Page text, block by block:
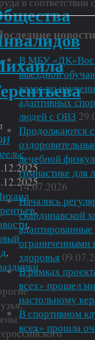
,
,
,
новости
В МБУ
выездной
класс по
адаптивных
людей с ОВЗ
Продолжаются
лечебной
гимнастике для
14.07.2026
Начались
скандинавской
ограниченными
здоровья
В рамках
всех» прошел
настольному
В спортивном
всех» прошла